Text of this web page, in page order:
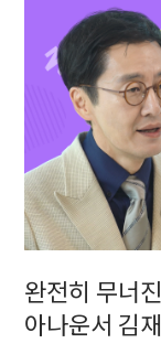
완전히 무너
아나운서 김